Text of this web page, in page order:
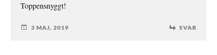
Toppensnyggt!
3 MAJ, 2019 SVAR